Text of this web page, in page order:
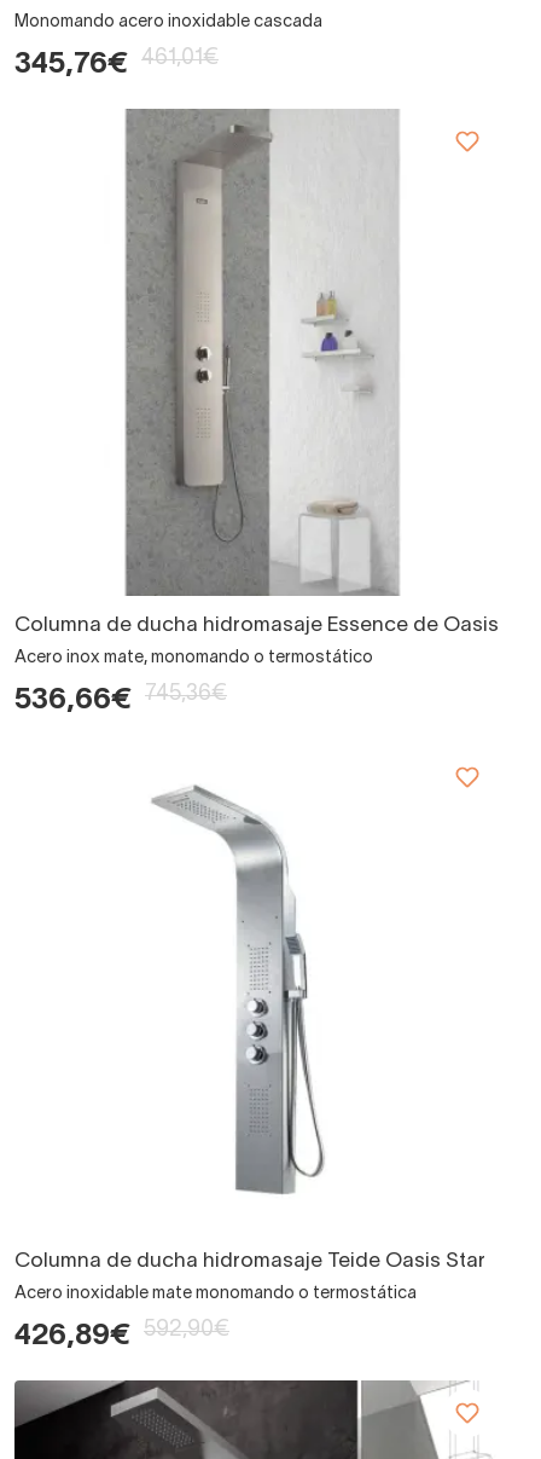
Monomando acero inoxidable cascada
345,76€ 461,01€
Columna de ducha hidromasaje Essence de Oasis
Acero inox mate, monomando o termostático
536,66€ 745,36€
Columna de ducha hidromasaje Teide Oasis Star
Acero inoxidable mate monomando o termostática
426,89€ 592,90€